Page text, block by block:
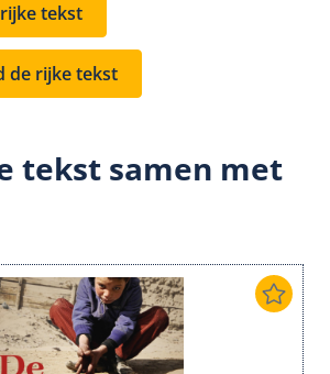
tekst
de rijke tekst
tekst samen met